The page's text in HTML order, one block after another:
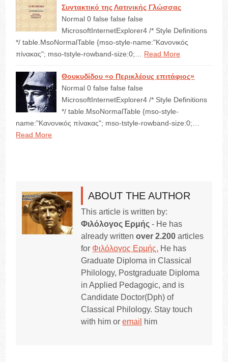
Συντακτικό της Λατινικής Γλώσσας
Normal 0 false false false
MicrosoftInternetExplorer4 /* Style Definitions
*/ table.MsoNormalTable {mso-style-name:"Κανονικός
πίνακας"; mso-tstyle-rowband-size:0;…
Read More
Θουκυδίδου «ο Περικλέους επιτάφιος»
Normal 0 false false false
MicrosoftInternetExplorer4 /* Style Definitions
*/ table.MsoNormalTable {mso-style-
name:"Κανονικός πίνακας"; mso-tstyle-rowband-size:0;…
Read More
ABOUT THE AUTHOR
This article is written by:
Φιλόλογος Ερμής - He has
already writtenover 2.200 articles
for Φιλόλογος Ερμής. He has
Graduate Diploma in Classical
Philology, Postgraduate Diploma
in Applied Pedagogic, and is
Candidate Doctor(Dph) of
Classical Philology. Stay touch
with him oremail him